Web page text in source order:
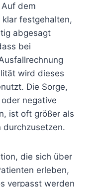
dem
festgehalten,
abgesagt
bei
wird dieses
Die Sorge,
negative
ist oft größer als
durchzusetzen.
die sich über
erleben,
verpasst werden